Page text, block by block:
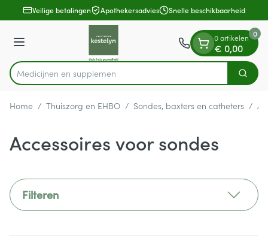
Ga naar de inhoud
1 van 1Veilige betalingen Apothekersadvies Snelle beschikbaarheid
Menu
Product, merk, categorie...
Medici Zoek
0 artikelen
€ 0,00
0
Home / Thuiszorg en EHBO / Sondes, baxters en catheters /
Accessoires voor sondes
Filteren